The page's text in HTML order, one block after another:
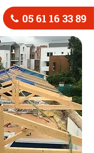
05 61 16 33 89